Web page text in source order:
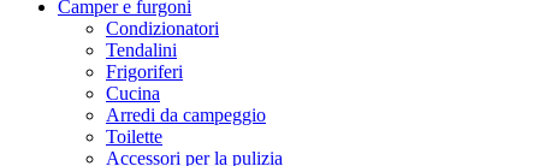
Camper e furgoni
Condizionatori
Tendalini
Frigoriferi
Cucina
Arredi da campeggio
Toilette
Accessori per la pulizia